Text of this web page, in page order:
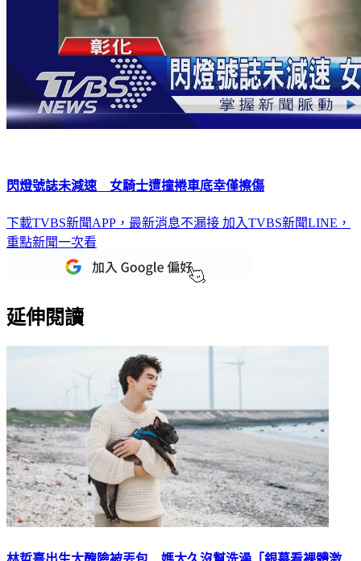
閃燈號誌未減速 女騎士遭撞捲車底幸僅擦傷
下載TVBS新聞APP，最新消息不漏接 加入TVBS新聞LINE，
重點新聞一次看
延伸閱讀